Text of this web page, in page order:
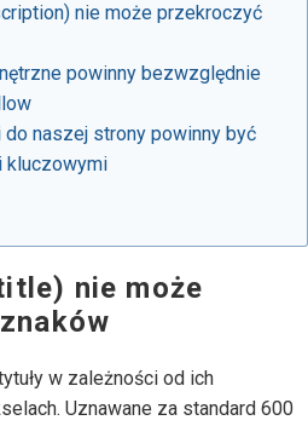
nie może przekroczyć
powinny bezwzględnie
do naszej strony powinny być
kluczowymi
nie może
w zależności od ich
Uznawane za standard 600